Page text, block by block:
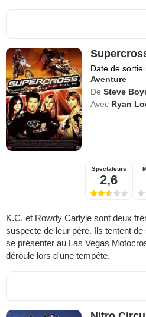
Date de sortie
Aventure
De Steve
Avec Ryan
Spectateurs
2,6
K.C. et Rowdy Carlyle sont deux
suspecte de leur père. Ils tentent
se présenter au Las Vegas
déroule lors d'une tempête.